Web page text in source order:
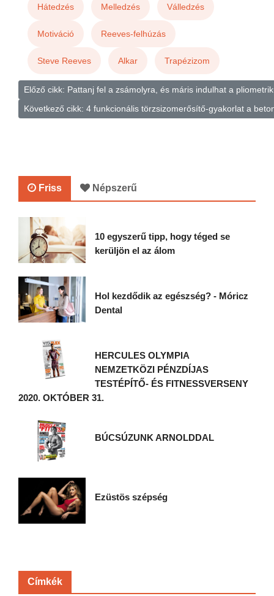
Hátedzés Melledzés Válledzés
Motiváció Reeves-felhúzás
Steve Reeves Alkar Trapézizom
Előző cikk: Pattanj fel a zsámolyra, és máris indulhat a
Következő cikk: 4 funkcionális törzsizomerősítő-gyakorlat a
Friss Népszerű
10 egyszerű tipp, hogy téged se
kerüljön el az álom
Hol kezdődik az egészség? - Móricz
Dental
HERCULES OLYMPIA
NEMZETKÖZI PÉNZDÍJAS
TESTÉPÍTŐ- ÉS FITNESSVERSENY
2020. OKTÓBER 31.
BÚCSÚZUNK ARNOLDDAL
Ezüstös szépség
Címkék